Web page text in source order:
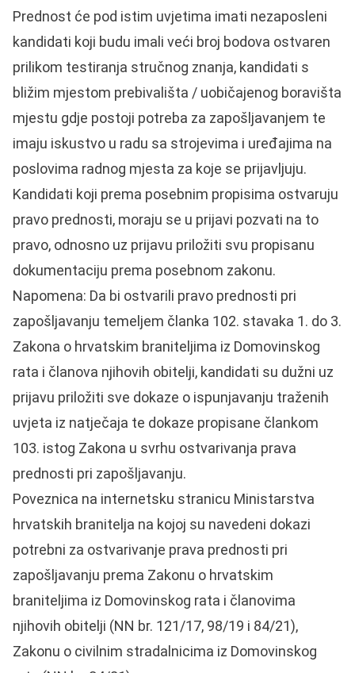
Prednost će pod istim uvjetima imati nezaposleni
kandidati koji budu imali veći broj bodova ostvaren
prilikom testiranja stručnog znanja, kandidati s
bližim mjestom prebivališta / uobičajenog boravišta
mjestu gdje postoji potreba za zapošljavanjem te
imaju iskustvo u radu sa strojevima i uređajima na
poslovima radnog mjesta za koje se prijavljuju.
Kandidati koji prema posebnim propisima ostvaruju
pravo prednosti, moraju se u prijavi pozvati na to
pravo, odnosno uz prijavu priložiti svu propisanu
dokumentaciju prema posebnom zakonu.
Napomena: Da bi ostvarili pravo prednosti pri
zapošljavanju temeljem članka 102. stavaka 1. do 3.
Zakona o hrvatskim braniteljima iz Domovinskog
rata i članova njihovih obitelji, kandidati su dužni uz
prijavu priložiti sve dokaze o ispunjavanju traženih
uvjeta iz natječaja te dokaze propisane člankom
103. istog Zakona u svrhu ostvarivanja prava
prednosti pri zapošljavanju.
Poveznica na internetsku stranicu Ministarstva
hrvatskih branitelja na kojoj su navedeni dokazi
potrebni za ostvarivanje prava prednosti pri
zapošljavanju prema Zakonu o hrvatskim
braniteljima iz Domovinskog rata i članovima
njihovih obitelji (NN br. 121/17, 98/19 i 84/21),
Zakonu o civilnim stradalnicima iz Domovinskog